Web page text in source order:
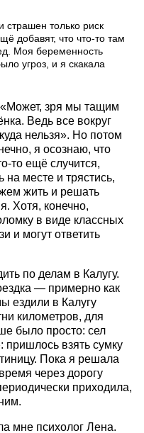
страшен только риск
добавят, что что-то там
Моя беременность
угроз, и я скакала
зря мы тащим
Ведь все вокруг
нельзя». Но потом
я осознаю, что
то ещё случится,
месте и трястись,
жить и решать
Хотя, конечно,
в виде классных
и могут ответить
по делам в Калугу.
— примерно как
ездили в Калугу
километров, для
было просто: сел
взять сумку
Пока я решала
через дорогу
приходила,
мне психолог Лена.